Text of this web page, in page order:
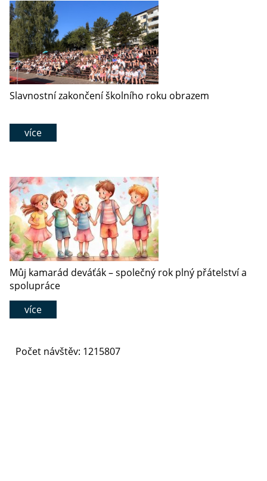
Slavnostní zakončení školního roku obrazem
více
Můj kamarád deváťák – společný rok plný přátelství a
spolupráce
více
Počet návštěv: 1215807